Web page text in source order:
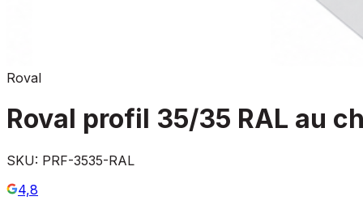
Roval
Roval profil 35/35 RAL au
SKU: PRF-3535-RAL
4,8